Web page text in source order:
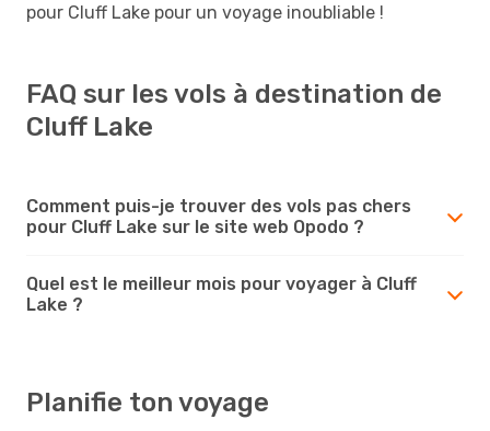
pour Cluff Lake pour un voyage inoubliable !
FAQ sur les vols à destination de
Cluff Lake
Comment puis-je trouver des vols pas chers
pour Cluff Lake sur le site web Opodo ?
Quel est le meilleur mois pour voyager à Cluff
Lake ?
Planifie ton voyage